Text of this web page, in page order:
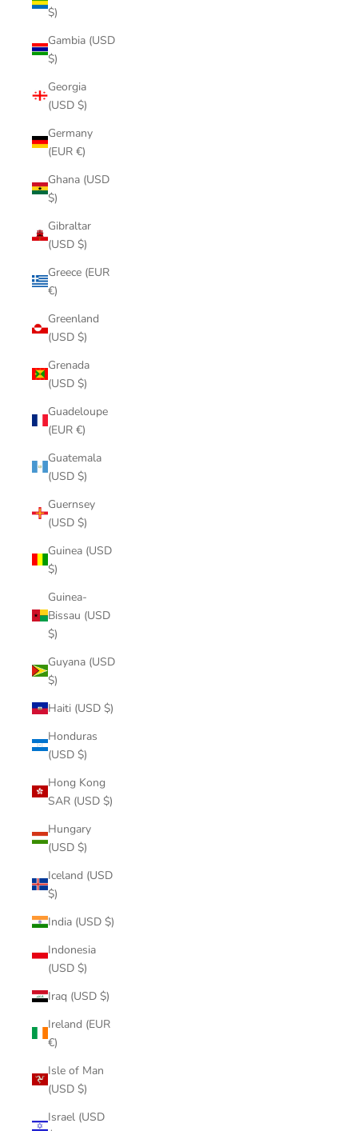
$)
Gambia (USD
$)
Georgia
(USD $)
Germany
(EUR €)
Ghana (USD
$)
Gibraltar
(USD $)
Greece (EUR
€)
Greenland
(USD $)
Grenada
(USD $)
Guadeloupe
(EUR €)
Guatemala
(USD $)
Guernsey
(USD $)
Guinea (USD
$)
Guinea-
Bissau (USD
$)
Guyana (USD
$)
Haiti (USD $)
Honduras
(USD $)
Hong Kong
SAR (USD $)
Hungary
(USD $)
Iceland (USD
$)
India (USD $)
Indonesia
(USD $)
Iraq (USD $)
Ireland (EUR
€)
Isle of Man
(USD $)
Israel (USD